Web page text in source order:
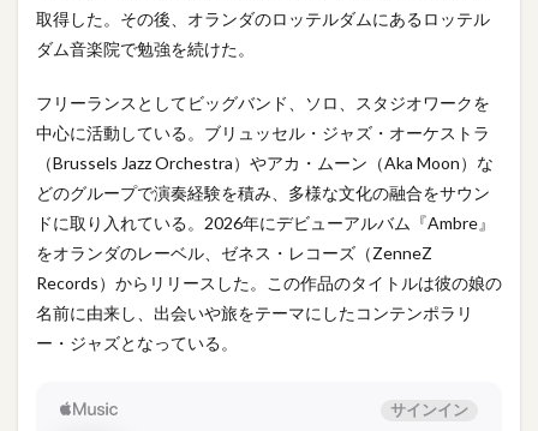
取得した。その後、オランダのロッテルダムにあるロッテル
ダム音楽院で勉強を続けた。
フリーランスとしてビッグバンド、ソロ、スタジオワークを
中心に活動している。ブリュッセル・ジャズ・オーケストラ
（Brussels Jazz Orchestra）やアカ・ムーン（Aka Moon）な
どのグループで演奏経験を積み、多様な文化の融合をサウン
ドに取り入れている。2026年にデビューアルバム『Ambre』
をオランダのレーベル、ゼネス・レコーズ（ZenneZ
Records）からリリースした。この作品のタイトルは彼の娘の
名前に由来し、出会いや旅をテーマにしたコンテンポラリ
ー・ジャズとなっている。